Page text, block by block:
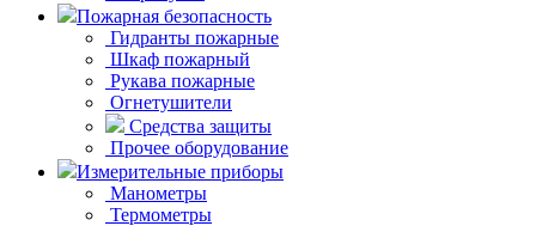
Пожарная безопасность
Гидранты пожарные
Шкаф пожарный
Рукава пожарные
Огнетушители
Средства защиты
Прочее оборудование
Измерительные приборы
Манометры
Термометры